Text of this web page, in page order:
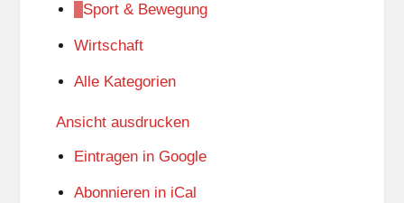
Sport & Bewegung
Wirtschaft
Alle Kategorien
Ansicht ausdrucken
Eintragen in Google
Abonnieren in iCal